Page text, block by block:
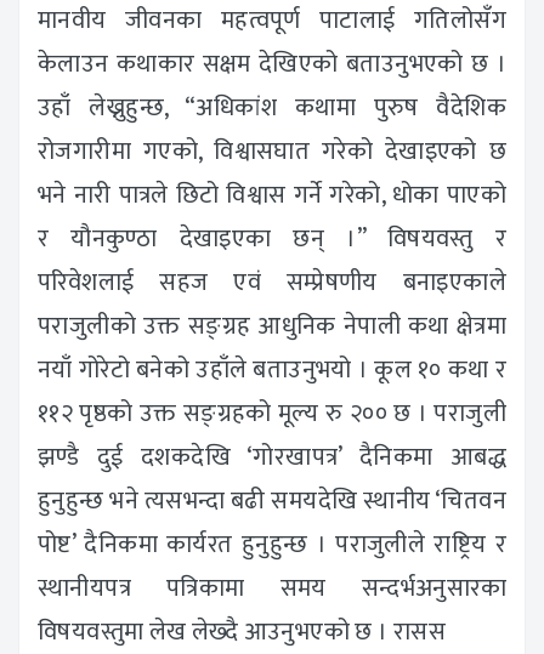
मानवीय जीवनका महत्वपूर्ण पाटालाई गतिलोसँग
केलाउन कथाकार सक्षम देखिएको बताउनुभएको छ ।
उहाँ लेख्नुहुन्छ, “अधिकांश कथामा पुरुष वैदेशिक
रोजगारीमा गएको, विश्वासघात गरेको देखाइएको छ
भने नारी पात्रले छिटो विश्वास गर्ने गरेको, धोका पाएको
र यौनकुण्ठा देखाइएका छन् ।” विषयवस्तु र
परिवेशलाई सहज एवं सम्प्रेषणीय बनाइएकाले
पराजुलीको उक्त सङ्ग्रह आधुनिक नेपाली कथा क्षेत्रमा
नयाँ गोरेटो बनेको उहाँले बताउनुभयो । कूल १० कथा र
११२ पृष्ठको उक्त सङ्ग्रहको मूल्य रु २०० छ । पराजुली
झण्डै दुई दशकदेखि ‘गोरखापत्र’ दैनिकमा आबद्ध
हुनुहुन्छ भने त्यसभन्दा बढी समयदेखि स्थानीय ‘चितवन
पोष्ट’ दैनिकमा कार्यरत हुनुहुन्छ । पराजुलीले राष्ट्रिय र
स्थानीयपत्र पत्रिकामा समय सन्दर्भअनुसारका
विषयवस्तुमा लेख लेख्दै आउनुभएको छ । रासस